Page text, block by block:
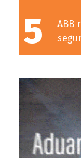
5
ABB